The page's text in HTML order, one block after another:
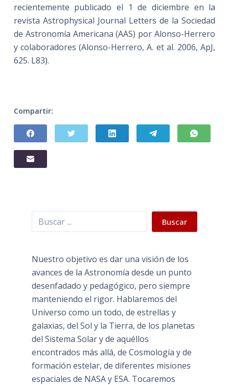
recientemente publicado el 1 de diciembre en la
revista Astrophysical Journal Letters de la Sociedad
de Astronomía Americana (AAS) por Alonso-Herrero
y colaboradores (Alonso-Herrero, A. et al. 2006, ApJ,
625. L83).
Compartir:
Buscar Buscar
Nuestro objetivo es dar una visión de los
avances de la Astronomía desde un punto
desenfadado y pedagógico, pero siempre
manteniendo el rigor. Hablaremos del
Universo como un todo, de estrellas y
galaxias, del Sol y la Tierra, de los planetas
del Sistema Solar y de aquéllos
encontrados más allá, de Cosmología y de
formación estelar, de diferentes misiones
espaciales de NASA y ESA. Tocaremos